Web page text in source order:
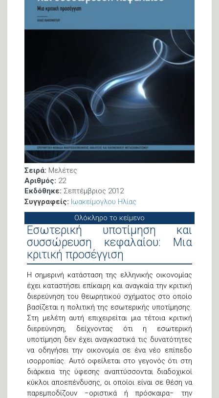
Σειρά: Μελέτες
Αριθμός: 22
Εκδόθηκε: Σεπτέμβριος 2012
Συγγραφείς: Ιωακείμογλου Ηλίας
Ολόκληρο το κείμενο
Εσωτερική υποτίμηση και
συσσώρευση κεφαλαίου: Μια
κριτική προσέγγιση
Η σημερινή κατάσταση της ελληνικής οικονομίας
έχει καταστήσει επίκαιρη και αναγκαία την κριτική
διερεύνηση του θεωρητικού σχήματος στο οποίο
βασίζεται η πολιτική της εσωτερικής υποτίμησης.
Στη μελέτη αυτή επιχειρείται μια τέτοια κριτική
διερεύνηση, δείχνοντας ότι η εσωτερική
υποτίμηση δεν έχει αναγκαστικά τις δυνατότητες
να οδηγήσει την οικονομία σε ένα νέο επίπεδο
ισορροπίας. Αυτό οφείλεται στο γεγονός ότι στη
διάρκεια της ύφεσης αναπτύσσονται διαδοχικοί
κύκλοι αποεπένδυσης, οι οποίοι είναι σε θέση να
παρεμποδίζουν −οριστικά ή πρόσκαιρα− την